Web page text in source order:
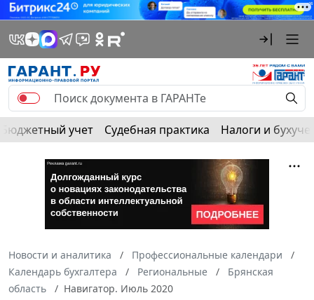
Бюджетный учет Судебная практика Налоги и
Новости и аналитика
Профессиональные календари
Календарь бухгалтера
Региональные
Брянская
область
Навигатор. Июль 2020